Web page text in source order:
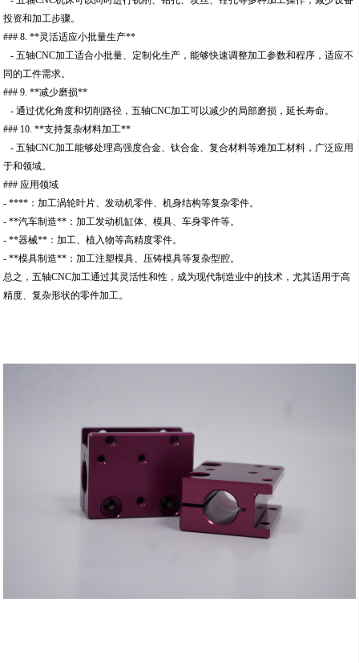
投资和加工步骤。
### 8. **灵活适应小批量生产**
- 五轴CNC加工适合小批量、定制化生产，能够快速调整加工参数和程序，适应不
同的工件需求。
### 9. **减少磨损**
- 通过优化角度和切削路径，五轴CNC加工可以减少的局部磨损，延长寿命。
### 10. **支持复杂材料加工**
- 五轴CNC加工能够处理高强度合金、钛合金、复合材料等难加工材料，广泛应用
于和领域。
### 应用领域
- ****：加工涡轮叶片、发动机零件、机身结构等复杂零件。
- **汽车制造**：加工发动机缸体、模具、车身零件等。
- **器械**：加工、植入物等高精度零件。
- **模具制造**：加工注塑模具、压铸模具等复杂型腔。
总之，五轴CNC加工通过其灵活性和性，成为现代制造业中的技术，尤其适用于高
精度、复杂形状的零件加工。